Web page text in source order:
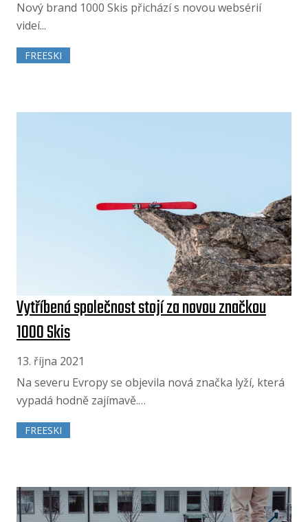
Nový brand 1000 Skis přichází s novou websérií
videí...
FREESKI
Vytříbená společnost stojí za novou značkou
1000 Skis
13. října 2021
Na severu Evropy se objevila nová značka lyží, která
vypadá hodně zajímavě.…
FREESKI